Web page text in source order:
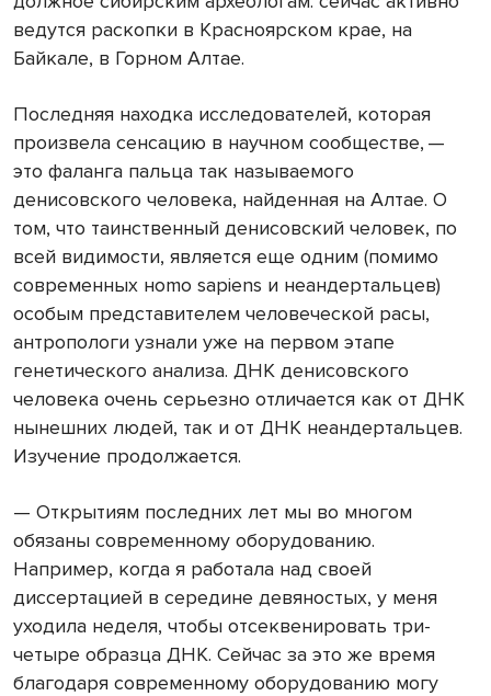
ведутся раскопки в Красноярском крае, на
Байкале, в Горном Алтае.
Последняя находка исследователей, которая
произвела сенсацию в научном сообществе, —
это фаланга пальца так называемого
денисовского человека, найденная на Алтае. О
том, что таинственный денисовский человек, по
всей видимости, является еще одним (помимо
современных нomo sapiens и неандертальцев)
особым представителем человеческой расы,
антропологи узнали уже на первом этапе
генетического анализа. ДНК денисовского
человека очень серьезно отличается как от ДНК
нынешних людей, так и от ДНК неандертальцев.
Изучение продолжается.
— Открытиям последних лет мы во многом
обязаны современному оборудованию.
Например, когда я работала над своей
диссертацией в середине девяностых, у меня
уходила неделя, чтобы отсеквенировать три-
четыре образца ДНК. Сейчас за это же время
благодаря современному оборудованию могу